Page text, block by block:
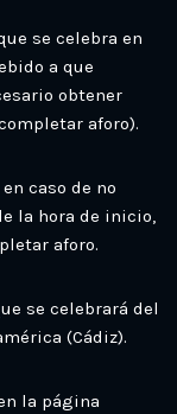
se celebra en
a que
obtener
aforo).
caso de no
la hora de inicio,
aforo.
se celebrará del
(Cádiz).
la página